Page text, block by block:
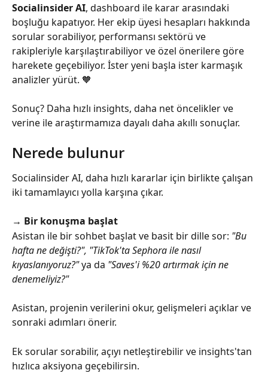
Socialinsider AI, dashboard ile karar arasındaki
boşluğu kapatıyor. Her ekip üyesi hesapları hakkında
sorular sorabiliyor, performansı sektörü ve
rakipleriyle karşılaştırabiliyor ve özel önerilere göre
harekete geçebiliyor. İster yeni başla ister karmaşık
analizler yürüt. 🧡
Sonuç? Daha hızlı insights, daha net öncelikler ve
verine ile araştırmamıza dayalı daha akıllı sonuçlar.
Nerede bulunur
Socialinsider AI, daha hızlı kararlar için birlikte çalışan
iki tamamlayıcı yolla karşına çıkar.
→ Bir konuşma başlat
Asistan ile bir sohbet başlat ve basit bir dille sor: "Bu
hafta ne değişti?", "TikTok'ta Sephora ile nasıl
kıyaslanıyoruz?" ya da "Saves'i %20 artırmak için ne
denemeliyiz?"
Asistan, projenin verilerini okur, gelişmeleri açıklar ve
sonraki adımları önerir.
Ek sorular sorabilir, açıyı netleştirebilir ve insights'tan
hızlıca aksiyona geçebilirsin.